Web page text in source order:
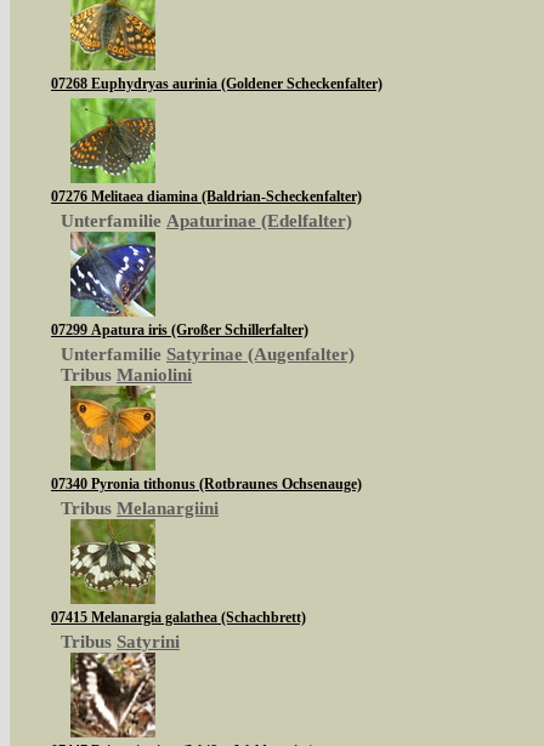
07268 Euphydryas aurinia (Goldener Scheckenfalter)
07276 Melitaea diamina (Baldrian-Scheckenfalter)
Unterfamilie Apaturinae (Edelfalter)
07299 Apatura iris (Großer Schillerfalter)
Unterfamilie Satyrinae (Augenfalter)
Tribus Maniolini
07340 Pyronia tithonus (Rotbraunes Ochsenauge)
Tribus Melanargiini
07415 Melanargia galathea (Schachbrett)
Tribus Satyrini